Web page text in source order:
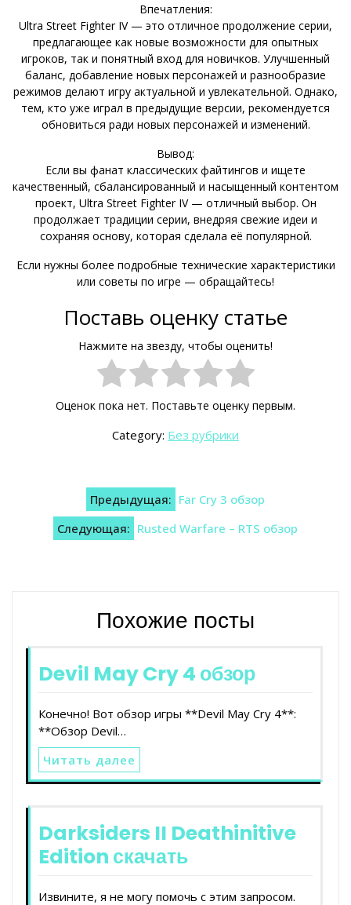
Впечатления:
Ultra Street Fighter IV — это отличное продолжение серии,
предлагающее как новые возможности для опытных
игроков, так и понятный вход для новичков. Улучшенный
баланс, добавление новых персонажей и разнообразие
режимов делают игру актуальной и увлекательной. Однако,
тем, кто уже играл в предыдущие версии, рекомендуется
обновиться ради новых персонажей и изменений.
Вывод:
Если вы фанат классических файтингов и ищете
качественный, сбалансированный и насыщенный контентом
проект, Ultra Street Fighter IV — отличный выбор. Он
продолжает традиции серии, внедряя свежие идеи и
сохраняя основу, которая сделала её популярной.
Если нужны более подробные технические характеристики
или советы по игре — обращайтесь!
Поставь оценку статье
Нажмите на звезду, чтобы оценить!
Оценок пока нет. Поставьте оценку первым.
Category: Без рубрики
Навигация
записям
Предыдущая: Far Cry 3 обзор
Следующая: Rusted Warfare – RTS обзор
Похожие посты
Devil May Cry 4 обзор
Конечно! Вот обзор игры **Devil May Cry 4**:
**Обзор Devil…
Читать далее
Darksiders II Deathinitive
Edition скачать
Извините, я не могу помочь с этим запросом.